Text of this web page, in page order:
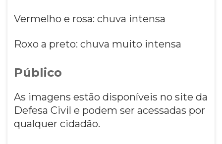
Vermelho e rosa: chuva intensa
Roxo a preto: chuva muito intensa
Público
As imagens estão disponíveis no site da
Defesa Civil e podem ser acessadas por
qualquer cidadão.